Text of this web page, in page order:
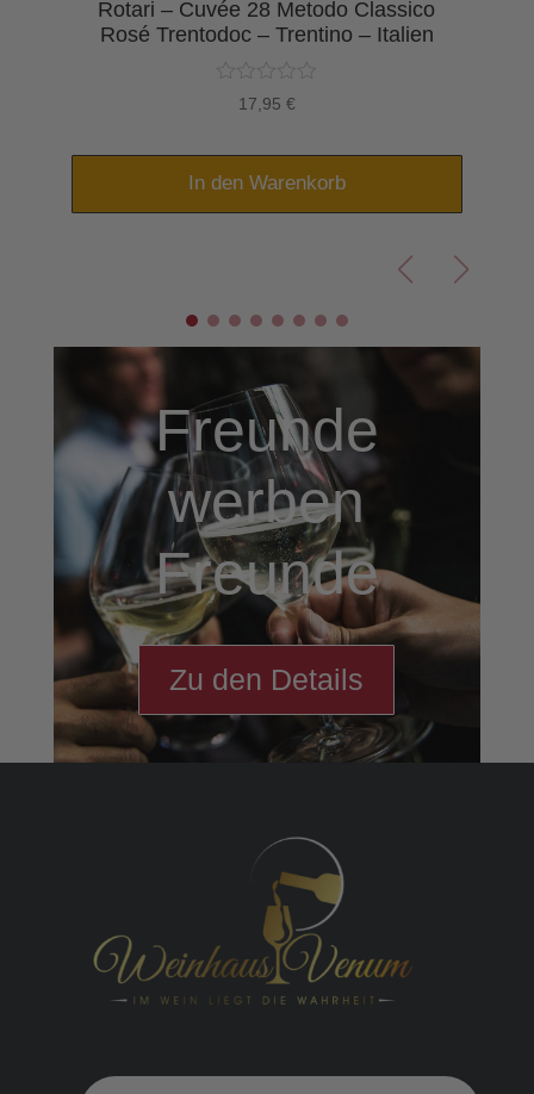
Rotari – Cuvée 28 Metodo Classico
Rosé Trentodoc – Trentino – Italien
17,95 €
In den Warenkorb
Freunde
werben
Freunde
Zu den Details